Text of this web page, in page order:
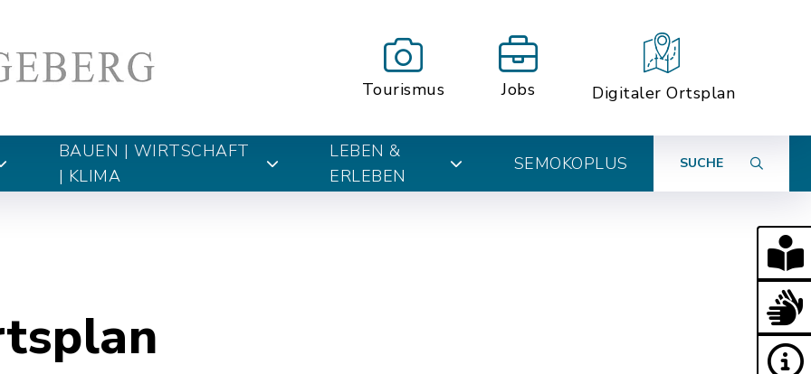
Tourismus Jobs Digitaler Ortsplan
BAUEN | WIRTSCHAFT
| KLIMA
LEBEN &
ERLEBEN
SEMOKOPLUS SUCHE